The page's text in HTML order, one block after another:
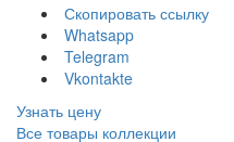
Скопировать ссылку
Whatsapp
Telegram
Vkontakte
Узнать цену
Все товары коллекции